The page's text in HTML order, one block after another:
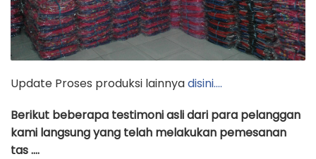
Update Proses produksi lainnyadisini….
Berikut beberapa testimoni asli dari para pelanggan
kami langsung yang telah melakukan pemesanan
tas ….